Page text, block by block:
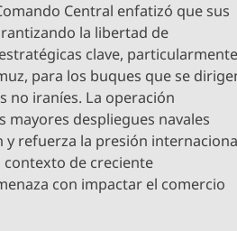
Central enfatizó que sus
la libertad de
clave,
para los buques que se
no iraníes. La operación
mayores despliegues navales
y refuerza la presión
contexto de creciente
con impactar el comercio